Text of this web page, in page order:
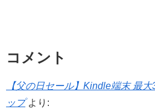
コメント
【父の日セール】Kindle端末 最
ップ より: